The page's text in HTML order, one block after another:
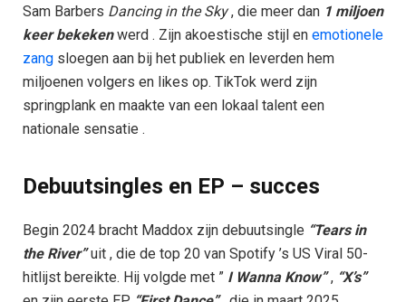
Sam Barbers Dancing in the Sky, die meer dan 1 miljoen
keer bekekenwerd . Zijn akoestische stijl en emotionele
zang sloegen aan bij het publiek en leverden hem
miljoenen volgers en likes op. TikTok werd zijn
springplank en maakte van een lokaal talent een
nationale sensatie .
Debuutsingles en EP – succes
Begin 2024 bracht Maddox zijn debuutsingle “Tears in
the River”uit , die de top 20 van Spotify ’s US Viral 50-
hitlijst bereikte. Hij volgde met ” I Wanna Know”, “X’s”